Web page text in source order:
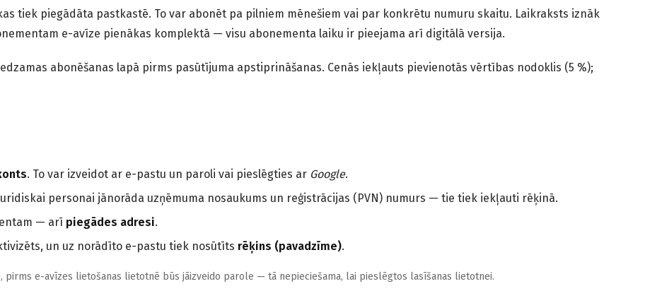
tiek piegādāta pastkastē. To var abonēt pa pilniem mēnešiem vai par konkrētu numuru skaitu. Laikraksts iznāk
e-avīze pienākas komplektā — visu abonementa laiku ir pieejama arī digitālā versija.
abonēšanas lapā pirms pasūtījuma apstiprināšanas. Cenās iekļauts pievienotās vērtības nodoklis (5 %);
. To var izveidot ar e-pastu un paroli vai pieslēgties ar Google.
personai jānorāda uzņēmuma nosaukums un reģistrācijas (PVN) numurs — tie tiek iekļauti rēķinā.
— arī piegādes adresi.
un uz norādīto e-pastu tiek nosūtīts rēķins (pavadzīme).
pirms e-avīzes lietošanas lietotnē būs jāizveido parole — tā nepieciešama, lai pieslēgtos lasīšanas lietotnei.